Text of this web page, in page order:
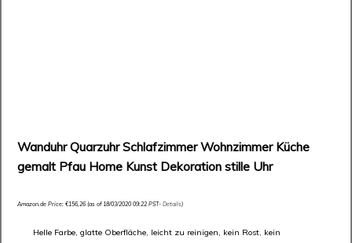
Wanduhr Quarzuhr Schlafzimmer Wohnzimmer Küche
gemalt Pfau Home Kunst Dekoration stille Uhr
Amazon.de Price:€156,26 (as of 18/03/2020 09:22 PST-Details)
Helle Farbe, glatte Oberfläche, leicht zu reinigen, kein Rost, kein